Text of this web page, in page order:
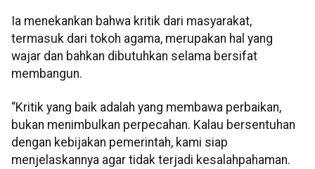
Ia menekankan bahwa kritik dari masyarakat,
termasuk dari tokoh agama, merupakan hal yang
wajar dan bahkan dibutuhkan selama bersifat
membangun.
“Kritik yang baik adalah yang membawa perbaikan,
bukan menimbulkan perpecahan. Kalau bersentuhan
dengan kebijakan pemerintah, kami siap
menjelaskannya agar tidak terjadi kesalahpahaman.